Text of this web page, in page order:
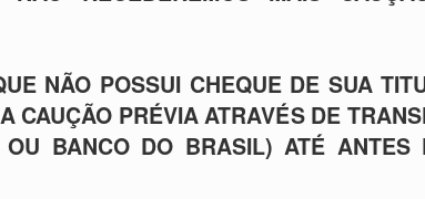
NÃO POSSUI CHEQUE DE SUA
CAUÇÃO PRÉVIA ATRAVÉS DE
BANCO DO BRASIL) ATÉ ANTES